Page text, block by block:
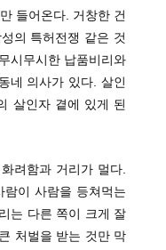
들어온다. 거창한 건
의 특허전쟁 같은 것
시무시한 납품비리와
네 의사가 있다. 살인
살인자 곁에 있게 된
려함과 거리가 멀다.
이 사람을 등쳐먹는
는 다른 쪽이 크게 잘
처벌을 받는 것만 막